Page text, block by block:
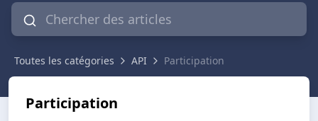
Toutes les catégories API Participation
Participation